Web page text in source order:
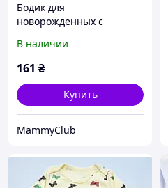
Бодик для
новорожденных с
I Like 0-3 месяца Желтый
2010203 56
В наличии
161 ₴
Купить
MammyClub